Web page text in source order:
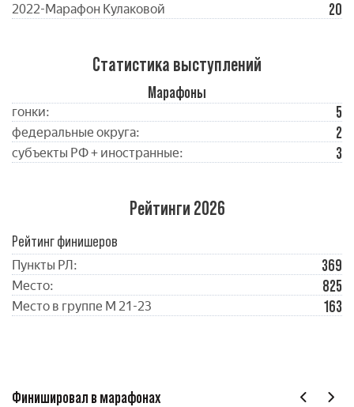
2022-Марафон Кулаковой 20
Статистика выступлений
Марафоны
гонки: 5
федеральные округа: 2
субъекты РФ + иностранные: 3
Рейтинги 2026
Рейтинг финишеров
Пункты РЛ: 369
Место: 825
Место в группе М 21-23 163
Финишировал в марафонах